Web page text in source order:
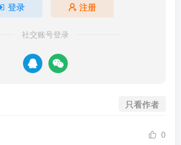
登录 注册
社交账号登录
只看作者
0